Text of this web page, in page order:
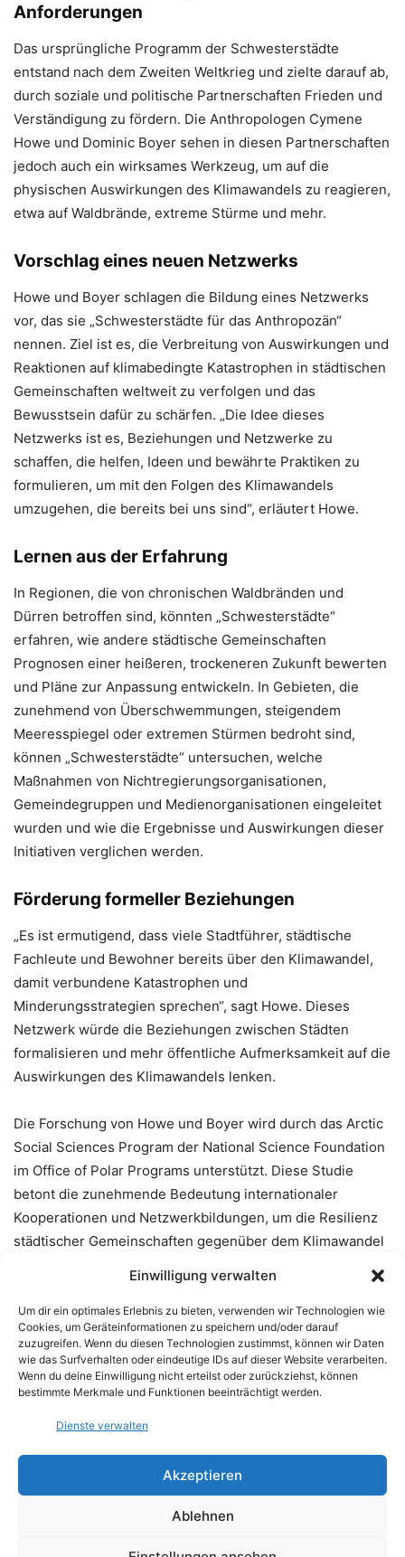
Einwilligung verwalten
Um dir ein optimales Erlebnis zu bieten, verwenden wir Technologien wie
Cookies, um Geräteinformationen zu speichern und/oder darauf
zuzugreifen. Wenn du diesen Technologien zustimmst, können wir Daten
wie das Surfverhalten oder eindeutige IDs auf dieser Website verarbeiten.
Wenn du deine Einwilligung nicht erteilst oder zurückziehst, können
bestimmte Merkmale und Funktionen beeinträchtigt werden.
Dienste verwalten
Akzeptieren
Ablehnen
Anforderungen
Das ursprüngliche Programm der Schwesterstädte
entstand nach dem Zweiten Weltkrieg und zielte darauf ab,
durch soziale und politische Partnerschaften Frieden und
Verständigung zu fördern. Die Anthropologen Cymene
Howe und Dominic Boyer sehen in diesen Partnerschaften
jedoch auch ein wirksames Werkzeug, um auf die
physischen Auswirkungen des Klimawandels zu reagieren,
etwa auf Waldbrände, extreme Stürme und mehr.
Vorschlag eines neuen Netzwerks
Howe und Boyer schlagen die Bildung eines Netzwerks
vor, das sie „Schwesterstädte für das Anthropozän“
nennen. Ziel ist es, die Verbreitung von Auswirkungen und
Reaktionen auf klimabedingte Katastrophen in städtischen
Gemeinschaften weltweit zu verfolgen und das
Bewusstsein dafür zu schärfen. „Die Idee dieses
Netzwerks ist es, Beziehungen und Netzwerke zu
schaffen, die helfen, Ideen und bewährte Praktiken zu
formulieren, um mit den Folgen des Klimawandels
umzugehen, die bereits bei uns sind“, erläutert Howe.
Lernen aus der Erfahrung
In Regionen, die von chronischen Waldbränden und
Dürren betroffen sind, könnten „Schwesterstädte“
erfahren, wie andere städtische Gemeinschaften
Prognosen einer heißeren, trockeneren Zukunft bewerten
und Pläne zur Anpassung entwickeln. In Gebieten, die
zunehmend von Überschwemmungen, steigendem
Meeresspiegel oder extremen Stürmen bedroht sind,
können „Schwesterstädte“ untersuchen, welche
Maßnahmen von Nichtregierungsorganisationen,
Gemeindegruppen und Medienorganisationen eingeleitet
wurden und wie die Ergebnisse und Auswirkungen dieser
Initiativen verglichen werden.
Förderung formeller Beziehungen
„Es ist ermutigend, dass viele Stadtführer, städtische
Fachleute und Bewohner bereits über den Klimawandel,
damit verbundene Katastrophen und
Minderungsstrategien sprechen“, sagt Howe. Dieses
Netzwerk würde die Beziehungen zwischen Städten
formalisieren und mehr öffentliche Aufmerksamkeit auf die
Auswirkungen des Klimawandels lenken.
Die Forschung von Howe und Boyer wird durch das Arctic
Social Sciences Program der National Science Foundation
im Office of Polar Programs unterstützt. Diese Studie
betont die zunehmende Bedeutung internationaler
Kooperationen und Netzwerkbildungen, um die Resilienz
städtischer Gemeinschaften gegenüber dem Klimawandel
Reference:
Cymene Howe, Dominic Boyer.Sister cities for the
Anthropocene .Nature Cities, 2024; 1 (5): 330